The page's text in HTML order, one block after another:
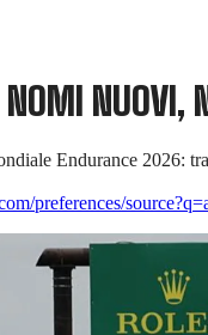
NUOVI,
Endurance 2026:
preferences/